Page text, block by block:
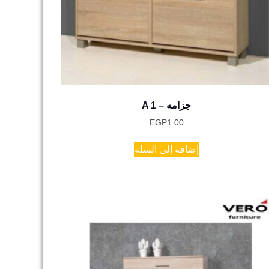
A 1 – جزامه
EGP1.00
إضافة إلى السلة